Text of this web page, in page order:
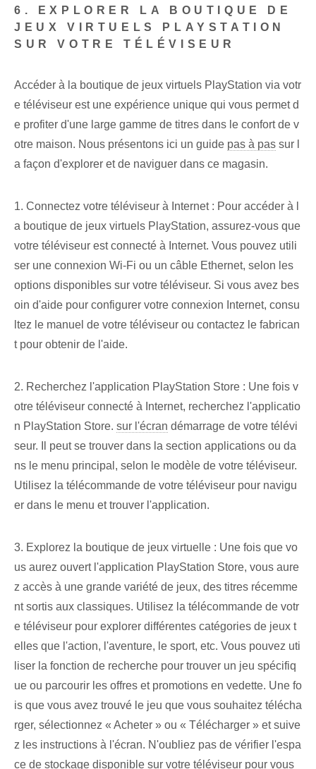
6. EXPLORER LA BOUTIQUE DE
JEUX VIRTUELS PLAYSTATION
SUR VOTRE TÉLÉVISEUR
Accéder à la boutique de jeux virtuels PlayStation via votr
e téléviseur est une expérience unique qui vous permet d
e profiter d'une large gamme de titres dans le confort de v
otre maison. Nous présentons ici un guide pas à pas sur l
a façon d'explorer et de naviguer dans ce magasin.
1. Connectez votre téléviseur à Internet : Pour accéder à l
a boutique de jeux virtuels PlayStation, assurez-vous que
votre téléviseur est connecté à Internet. Vous pouvez utili
ser une connexion Wi-Fi ou un câble Ethernet, selon les
options disponibles sur votre téléviseur. Si vous avez bes
oin d'aide pour configurer votre connexion Internet, consu
ltez le manuel de votre téléviseur ou contactez le fabrican
t pour obtenir de l'aide.
2. Recherchez l'application PlayStation Store : Une fois v
otre téléviseur connecté à Internet, recherchez l'applicatio
n PlayStation Store. sur l'écran démarrage de votre télévi
seur. Il peut se trouver dans la section applications ou da
ns le menu principal, selon le modèle de votre téléviseur.
Utilisez la télécommande de votre téléviseur pour navigu
er dans le menu et trouver l'application.
3. Explorez la boutique de jeux virtuelle : Une fois que vo
us aurez ouvert l'application PlayStation Store, vous aure
z accès à une grande variété de jeux, des titres récemme
nt sortis aux classiques. Utilisez la télécommande de votr
e téléviseur pour explorer différentes catégories de jeux t
elles que l'action, l'aventure, le sport, etc. Vous pouvez uti
liser la fonction de recherche pour trouver un jeu spécifiq
ue ou parcourir les offres et promotions en vedette. Une fo
is que vous avez trouvé le jeu que vous souhaitez télécha
rger, sélectionnez « Acheter » ou « Télécharger » et suive
z les instructions à l'écran. N'oubliez pas de vérifier l'espa
ce de stockage disponible sur votre téléviseur pour vous